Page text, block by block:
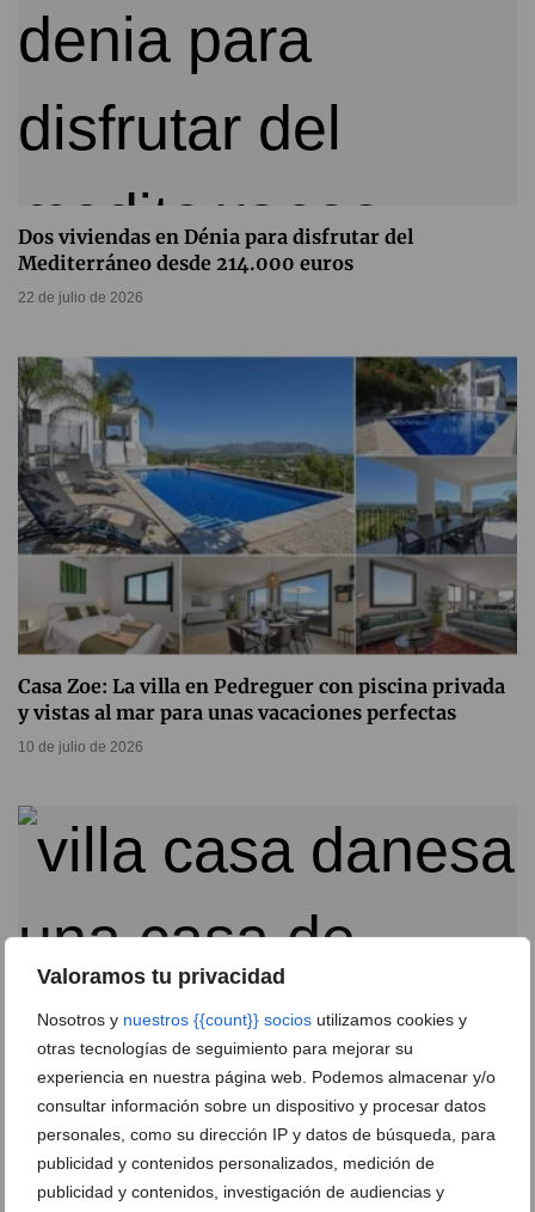
Valoramos tu privacidad
Nosotros y nuestros {{count}} socios utilizamos cookies y
otras tecnologías de seguimiento para mejorar su
experiencia en nuestra página web. Podemos almacenar y/o
consultar información sobre un dispositivo y procesar datos
personales, como su dirección IP y datos de búsqueda, para
publicidad y contenidos personalizados, medición de
publicidad y contenidos, investigación de audiencias y
Dos viviendas en Dénia para disfrutar del
Mediterráneo desde 214.000 euros
22 de julio de 2026
Casa Zoe: La villa en Pedreguer con piscina privada
y vistas al mar para unas vacaciones perfectas
10 de julio de 2026
Villa Casa Danesa: una casa de vacaciones espaciosa
a los pies del Montgó en Xàbia
07 de julio de 2026